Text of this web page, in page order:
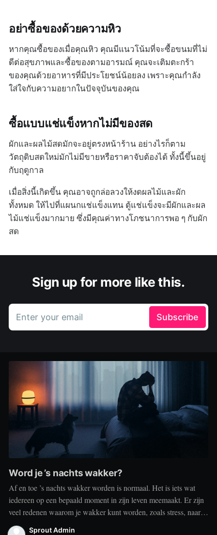
อย่าซื้อของด้วยความหิว
หากคุณซื้อของเมื่อคุณหิว คุณมีแนวโน้มที่จะซื้อขนมที่ไม่
ดีต่อสุขภาพและซื้อของตามอารมณ์ คุณจะเติมตะกร้า
ของคุณด้วยอาหารที่มีประโยชน์น้อยลง เพราะคุณกำลัง
ใส่ใจกับความอยากในปัจจุบันของคุณ
ซื้อแบบแช่แข็งหากไม่มีของสด
ผักและผลไม้สดมักจะอยู่ตรงหน้าร้าน อย่างไรก็ตาม
วัตถุดิบสดใหม่มักไม่มีขายหรือราคาจับต้องได้ ทั้งนี้ขึ้นอยู่
กับฤดูกาล
เมื่อสิ่งนี้เกิดขึ้น คุณอาจถูกล่อลวงให้งดผลไม้และผัก
ทั้งหมด ให้ไปที่แผนกแช่แข็งแทน ตู้แช่แข็งจะมีผักและผล
ไม้แช่แข็งมากมาย ซึ่งมีคุณค่าทางโภชนาการพอ ๆ กับผัก
สด
Sign up for more like this.
Enter your email Subscribe
Word je ’s nachts wakker?
Af en toe ’s nachts wakker worden is normaal. Het is iets wat
iedereen op een bepaald moment in zijn leven meemaakt. Er zijn
veel redenen waarom je wakker kunt worden, zoals stress, naar
het toilet moeten, je omgeving of medische aandoeningen die je
Sprout Admin